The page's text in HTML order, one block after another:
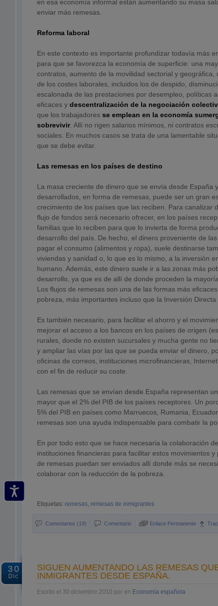
en esa economía informal están aumentando su masa
enviar más remesas.
Reforma laboral
En este contexto es importante profundizar todavía más
para que se favorezca la economía de superficie: una
contratos, aumento de la movilidad sectorial y geográfica,
de los costes laborales, incluidos los de despido,
escalonada de las prestaciones por desempleo, políticas
eficaces y descentralización de la negociación
que los trabajadores se emplean en la economía
sobrevivir. Allí no rigen salarios mínimos, ni contratos
sociales. En muchos casos se trata de una lamentable
que se debe evitar.
Las remesas en los países de destino
La masa creciente de dinero que se envía desde España
desarrollados, en forma de remesas, puede ser un gran
crecimiento de los países que las reciben. Para canalizar
flujo de fondos será necesario ofrecer, en los países
familias que lo reciben para que lo invierta de forma
desarrollo del país. De hecho, el dinero proveniente de
pagar el consumo (alimentos y ropa), suele destinarse
viviendas y sanidad o, lo que es lo mismo, a la inversión
humano. Además, este dinero suele ir a las zonas más
desarrollo, ya que es de allí de donde proceden la
Los flujos de remesas son una de las formas más
pobreza, más importantes incluso que la Inversión Directa
Es también necesario, para facilitar el ahorro y el
mejorar el acceso a los bancos en los países de origen
rurales, donde no existen sucursales y mucha gente no
y ampliar las vías por las que se pueda enviar el dinero,
oficinas de correos, instituciones microfinancieras,
con el fin de reducir su coste.
Las remesas que se envían desde España representan
mayor que el 2% del PIB de los países receptores. Un
5% del PIB en países como Marruecos, Rumania,
remesas son una ayuda indispensable para combatir la
En por todo esto que se hace necesaria la colaboración
instituciones financieras para facilitar estos movimientos
de remesas puedan ser enviados allí donde más se
colaborar con la reducción de la pobreza.
Etiquetas: remesas, remesas de inmigrantes
Comentarios (19) Comentario Enlace Permanente
30
Dic
SIGUEN AUMENTANDO LAS REMESAS
INMIGRANTES DESDE ESPAÑA.
Escrito el 30 diciembre 2010 por en Economía española